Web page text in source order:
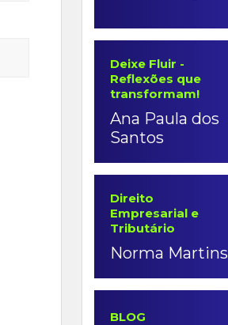
Deixe Fluir -
Reflexões que
transformam!
Ana Paula dos
Santos
Direito
Empresarial e
Tributário
Norma Martins
BLOG